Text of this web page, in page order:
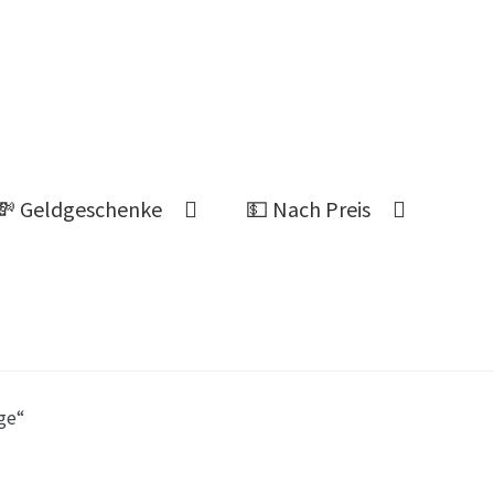
Geldgeschenke 💵 Nach Preis
welches Geschenk?